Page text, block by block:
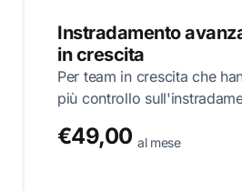
Instradamento
in crescita
Per team in crescita che
più controllo
€49,00 al mese